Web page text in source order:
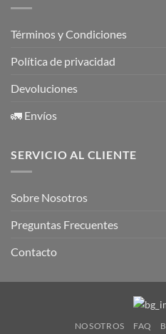
Términos y Condiciones
Política de privacidad
Devoluciones
🚛 Envíos
SERVICIO AL CLIENTE
Sobre Nosotros
Preguntas Frecuentes
Contacto
NOSOTROS FAQ